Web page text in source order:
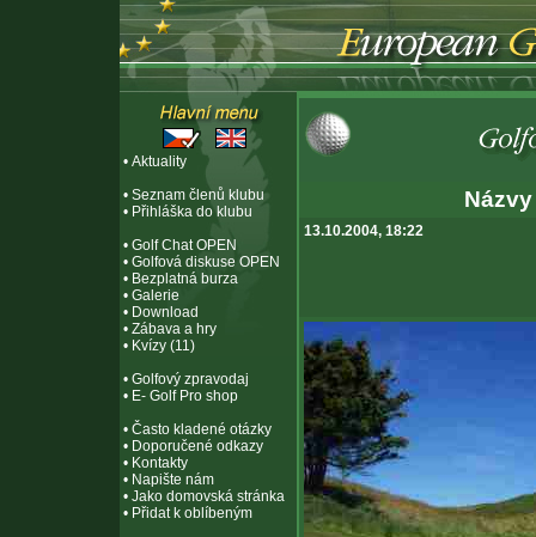
• Aktuality
• Seznam členů klubu
• Přihláška do klubu
• Golf Chat OPEN
• Golfová diskuse OPEN
• Bezplatná burza
• Galerie
• Download
• Zábava a hry
• Kvízy (11)
• Golfový zpravodaj
• E- Golf Pro shop
• Často kladené otázky
• Doporučené odkazy
• Kontakty
• Napište nám
• Jako domovská stránka
• Přidat k oblíbeným
13.10.2004, 18:22